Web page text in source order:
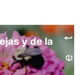
y de la